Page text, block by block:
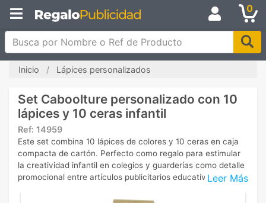
0
Busca por Nombre o Ref de Producto
Inicio Lápices personalizados
Set Caboolture personalizado con 10
lápices y 10 ceras infantil
Ref: 14959
Leer Más
Este set combina 10 lápices de colores y 10 ceras en caja
compacta de cartón. Perfecto como regalo para estimular
la creatividad infantil en colegios y guarderías como detalle
promocional entre artículos publicitarios educativos.